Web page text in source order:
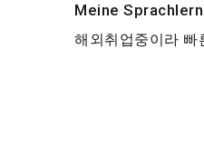
Meine
해외취업중이라 빠